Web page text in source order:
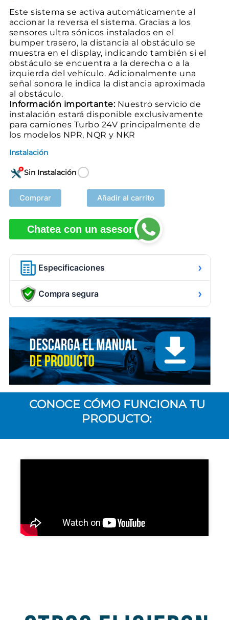
Este sistema se activa automáticamente al
accionar la reversa el sistema. Gracias a los
sensores ultra sónicos instalados en el
bumper trasero, la distancia al obstáculo se
muestra en el display, indicando también si el
obstáculo se encuentra a la derecha o a la
izquierda del vehículo. Adicionalmente una
señal sonora le indica la distancia aproximada
al obstáculo.
Información importante:Nuestro servicio de
instalación estará disponible exclusivamente
para camiones Turbo 24V principalmente de
los modelos NPR, NQR y NKR
Instalación
Sin Instalación
Comprar Añadir al carrito
Chatea con un asesor
Especificaciones ›
Compra segura ›
CONOCE CÓMO FUNCIONA TU
PRODUCTO: